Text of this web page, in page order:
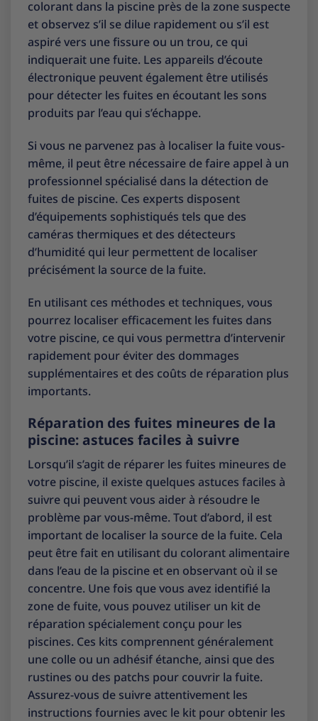
colorant dans la piscine près de la zone suspecte
et observez s’il se dilue rapidement ou s’il est
aspiré vers une fissure ou un trou, ce qui
indiquerait une fuite. Les appareils d’écoute
électronique peuvent également être utilisés
pour détecter les fuites en écoutant les sons
produits par l’eau qui s’échappe.
Si vous ne parvenez pas à localiser la fuite vous-
même, il peut être nécessaire de faire appel à un
professionnel spécialisé dans la détection de
fuites de piscine. Ces experts disposent
d’équipements sophistiqués tels que des
caméras thermiques et des détecteurs
d’humidité qui leur permettent de localiser
précisément la source de la fuite.
En utilisant ces méthodes et techniques, vous
pourrez localiser efficacement les fuites dans
votre piscine, ce qui vous permettra d’intervenir
rapidement pour éviter des dommages
supplémentaires et des coûts de réparation plus
importants.
Réparation des fuites mineures de la
piscine: astuces faciles à suivre
Lorsqu’il s’agit de réparer les fuites mineures de
votre piscine, il existe quelques astuces faciles à
suivre qui peuvent vous aider à résoudre le
problème par vous-même. Tout d’abord, il est
important de localiser la source de la fuite. Cela
peut être fait en utilisant du colorant alimentaire
dans l’eau de la piscine et en observant où il se
concentre. Une fois que vous avez identifié la
zone de fuite, vous pouvez utiliser un kit de
réparation spécialement conçu pour les
piscines. Ces kits comprennent généralement
une colle ou un adhésif étanche, ainsi que des
rustines ou des patchs pour couvrir la fuite.
Assurez-vous de suivre attentivement les
instructions fournies avec le kit pour obtenir les